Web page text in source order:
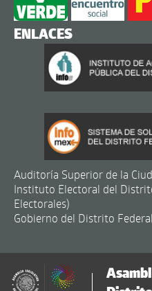
ENLACES
Auditoría Superior de la
Instituto Electoral del
Electorales)
Gobierno del Distrito Federal